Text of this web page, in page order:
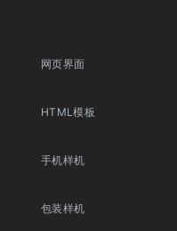
网页界面
HTML模板
手机样机
包装样机